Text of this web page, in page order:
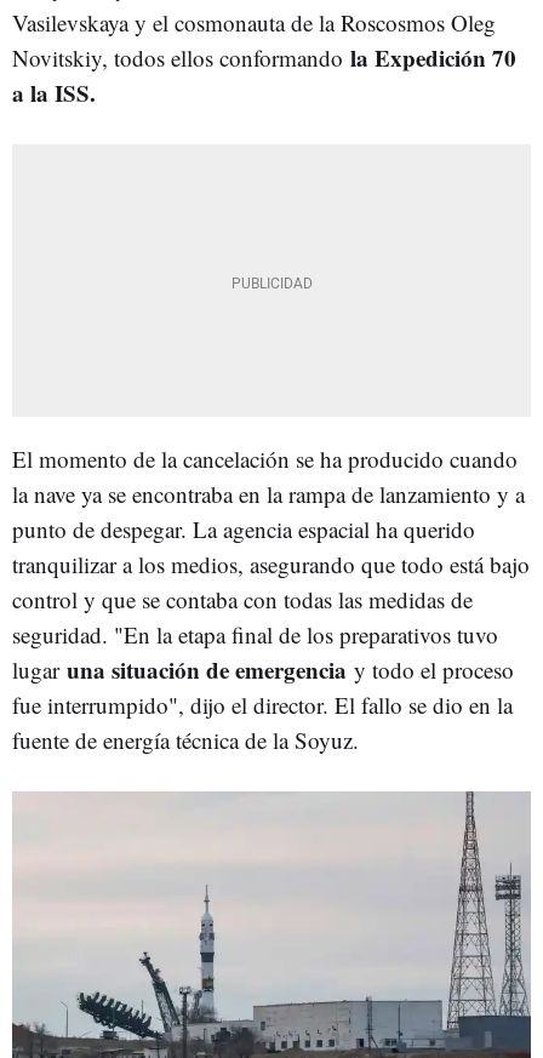
Vasilevskaya y el cosmonauta de la Roscosmos Oleg
Novitskiy, todos ellos conformando la Expedición 70
a la ISS.
El momento de la cancelación se ha producido cuando
la nave ya se encontraba en la rampa de lanzamiento y a
punto de despegar. La agencia espacial ha querido
tranquilizar a los medios, asegurando que todo está bajo
control y que se contaba con todas las medidas de
seguridad. "En la etapa final de los preparativos tuvo
lugar una situación de emergencia y todo el proceso
fue interrumpido", dijo el director. El fallo se dio en la
fuente de energía técnica de la Soyuz.